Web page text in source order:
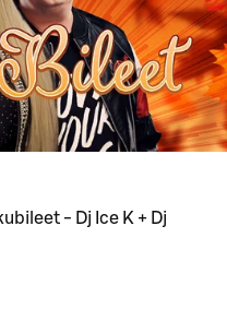
- Dj Ice K + Dj